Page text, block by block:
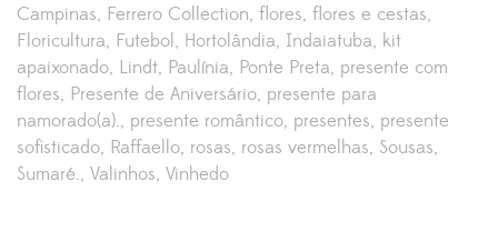
Campinas Ferrero Collection flores flores e cestas
Floricultura Futebol Hortolândia Indaiatuba kit
apaixonado Lindt Paulínia Ponte Preta presente com
flores Presente de Aniversário presente para
namorado(a). presente romântico presentes presente
sofisticado Raffaello rosas rosas vermelhas Sousas
Sumaré. Valinhos Vinhedo